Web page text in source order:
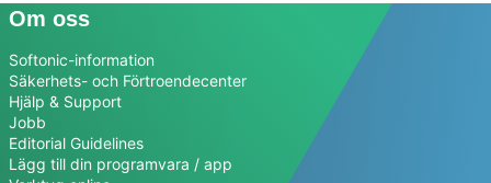
Om oss
Softonic-information
Säkerhets- och Förtroendecenter
Hjälp & Support
Jobb
Editorial Guidelines
Lägg till din programvara / app